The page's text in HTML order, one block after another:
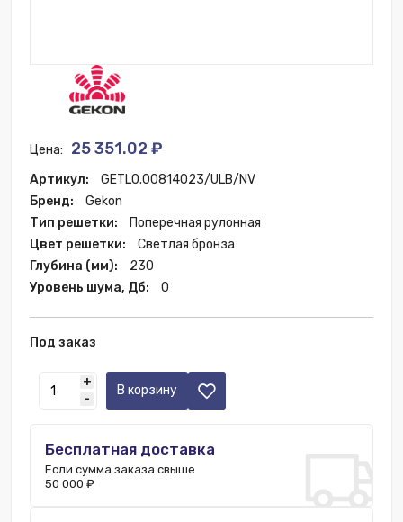
Цена: 25 351.02 ₽
Артикул:
GETL0.00814023/ULB/NV
Бренд:
Gekon
Тип решетки:
Поперечная рулонная
Цвет решетки:
Светлая бронза
Глубина (мм):
230
Уровень шума, Дб:
0
Под заказ
+
-
В корзину
Бесплатная доставка
Если сумма заказа свыше
50 000 ₽